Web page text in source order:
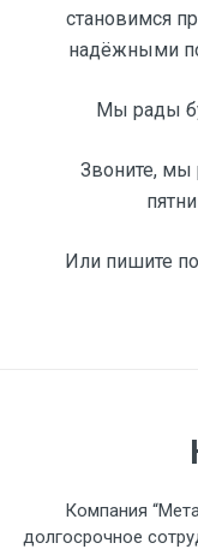
становимся
надёжными
Мы рады
Звоните, мы
Или пишите
Компания
долгосрочное